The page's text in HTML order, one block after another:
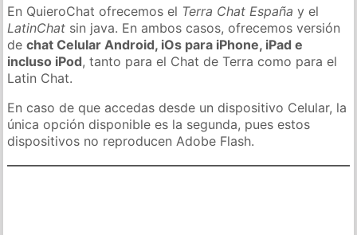
En QuieroChat ofrecemos el Terra Chat España y el
LatinChat sin java. En ambos casos, ofrecemos versión
dechat Celular Android, iOs para iPhone, iPad e
incluso iPod, tanto para el Chat de Terra como para el
Latin Chat.
En caso de que accedas desde un dispositivo Celular, la
única opción disponible es la segunda, pues estos
dispositivos no reproducen Adobe Flash.